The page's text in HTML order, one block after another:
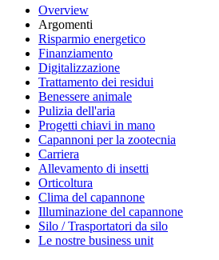
Overview
Argomenti
Risparmio energetico
Finanziamento
Digitalizzazione
Trattamento dei residui
Benessere animale
Pulizia dell'aria
Progetti chiavi in mano
Capannoni per la zootecnia
Carriera
Allevamento di insetti
Orticoltura
Clima del capannone
Illuminazione del capannone
Silo / Trasportatori da silo
Le nostre business unit